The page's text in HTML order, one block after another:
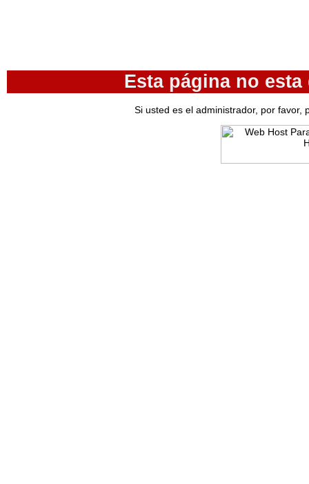
Esta página no
Si usted es el administrador, por favor,